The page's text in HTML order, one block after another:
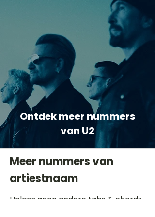
Ontdek meer nummers
van U2
Meer nummers van
artiestnaam
Helaas geen andere tabs & chords,